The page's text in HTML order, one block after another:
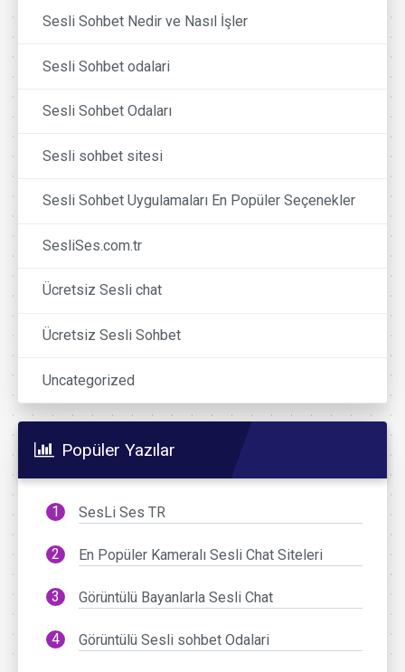
Sesli Sohbet Nedir ve Nasıl İşler
Sesli Sohbet odalari
Sesli Sohbet Odaları
Sesli sohbet sitesi
Sesli Sohbet Uygulamaları En Popüler Seçenekler
SesliSes.com.tr
Ücretsiz Sesli chat
Ücretsiz Sesli Sohbet
Uncategorized
Popüler Yazılar
SesLi Ses TR
En Popüler Kameralı Sesli Chat Siteleri
Görüntülü Bayanlarla Sesli Chat
Görüntülü Sesli sohbet Odalari